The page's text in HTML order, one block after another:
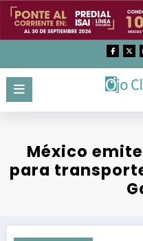
Saltar
contenido
México
para